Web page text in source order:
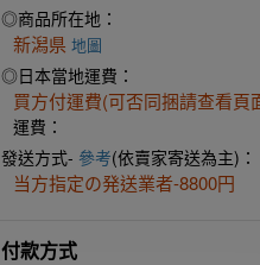
◎商品所在地：
新潟県 地圖
◎日本當地運費：
買方付運費(可否同捆請查看頁
運費：
發送方式- 參考(依賣家寄送為主)：
当方指定の発送業者-8800円
付款方式